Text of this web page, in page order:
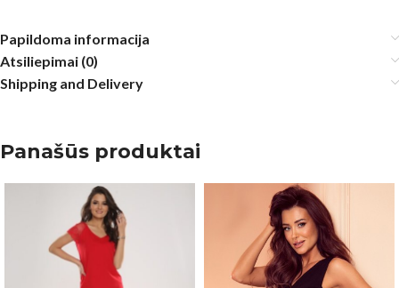
Papildoma informacija
Atsiliepimai (0)
Shipping and Delivery
Panašūs produktai